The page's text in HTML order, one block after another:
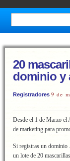
20
dominio y
Registradores 9 de
Desde el 1 de Marzo el
de marketing para
Si registras un dominio
un lote de 20